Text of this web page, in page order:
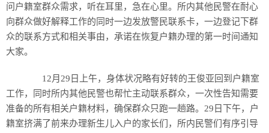
问户籍室群众需求，听在耳里，急在心里。所内其他民警在耐心
向群众做好解释工作的同时一边发放警民联系卡，一边登记下群
众的联系方式和相关事由，承诺在恢复户籍办理的第一时间通知
大家。
12月29日上午，身体状况略有好转的王俊亚回到户籍室
工作，同时所内其他民警也帮忙主动联系群众，一次性告知需要
准备的所有相关户籍材料，确保群众只跑一趟路。29日下午，户
籍室挤满了前来办理新生儿入户的家长们，所内民警们有序引导